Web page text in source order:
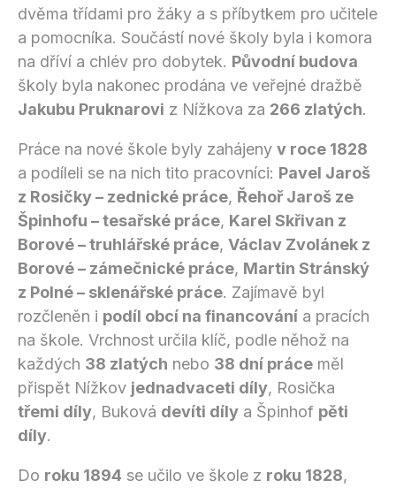
dvěma třídami pro žáky a s příbytkem pro učitele
a pomocníka. Součástí nové školy byla i komora
na dříví a chlév pro dobytek. Původní budova
školy byla nakonec prodána ve veřejné dražbě
Jakubu Pruknarovi z Nížkova za 266 zlatých.
Práce na nové škole byly zahájeny v roce 1828
a podíleli se na nich tito pracovníci: Pavel Jaroš
z Rosičky – zednické práce, Řehoř Jaroš ze
Špinhofu – tesařské práce, Karel Skřivan z
Borové – truhlářské práce, Václav Zvolánek z
Borové – zámečnické práce, Martin Stránský
z Polné – sklenářské práce. Zajímavě byl
rozčleněn i podíl obcí na financování a pracích
na škole. Vrchnost určila klíč, podle něhož na
každých 38 zlatých nebo 38 dní práce měl
přispět Nížkov jednadvaceti díly, Rosička
třemi díly, Buková devíti díly a Špinhof pěti
díly.
Do roku 1894 se učilo ve škole z roku 1828,